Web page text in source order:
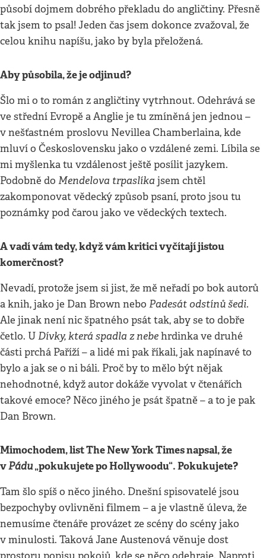
působí dojmem dobrého překladu do angličtiny. Přesně
tak jsem to psal! Jeden čas jsem dokonce zvažoval, že
celou knihu napíšu, jako by byla přeložená.
Aby působila, že je odjinud?
Šlo mi o to román z angličtiny vytrhnout. Odehrává se
ve střední Evropě a Anglie je tu zmíněná jen jednou –
v nešťastném proslovu Nevillea Chamberlaina, kde
mluví o Československu jako o vzdálené zemi. Líbila se
mi myšlenka tu vzdálenost ještě posílit jazykem.
Podobně do Mendelova trpaslíka jsem chtěl
zakomponovat vědecký způsob psaní, proto jsou tu
poznámky pod čarou jako ve vědeckých textech.
A vadí vám tedy, když vám kritici vyčítají jistou
komerčnost?
Nevadí, protože jsem si jist, že mě neřadí po bok autorů
a knih, jako je Dan Brown nebo Padesát odstínů šedi.
Ale jinak není nic špatného psát tak, aby se to dobře
četlo. UDívky, která spadla z nebehrdinka ve druhé
části prchá Paříží – a lidé mi pak říkali, jak napínavé to
bylo a jak se o ni báli. Proč by to mělo být nějak
nehodnotné, když autor dokáže vyvolat v čtenářích
takové emoce? Něco jiného je psát špatně – a to je pak
Dan Brown.
Mimochodem, list The New York Times napsal, že
vPádu„pokukujete po Hollywoodu“. Pokukujete?
Tam šlo spíš o něco jiného. Dnešní spisovatelé jsou
bezpochyby ovlivněni filmem – a je vlastně úleva, že
nemusíme čtenáře provázet ze scény do scény jako
v minulosti. Taková Jane Austenová věnuje dost